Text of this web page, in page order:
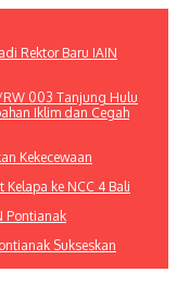
Rektor Baru IAIN
003 Tanjung Hulu
Iklim dan Cegah
Kekecewaan
ke NCC 4 Bali
Pontianak
Sukseskan